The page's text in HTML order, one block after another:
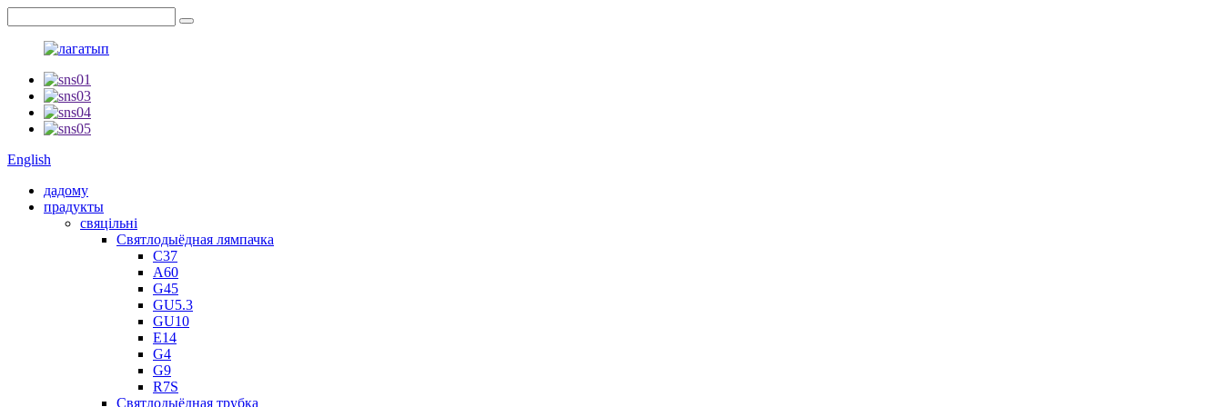
English
дадому
прадукты
свяцільні
Святлодыёдная лямпачка
C37
A60
G45
GU5.3
GU10
E14
G4
G9
R7S
Святлодыёдная трубка